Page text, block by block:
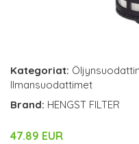
Kategoriat:
Ilmansuodattimet
Brand: HENGST FILTER
47.89 EUR